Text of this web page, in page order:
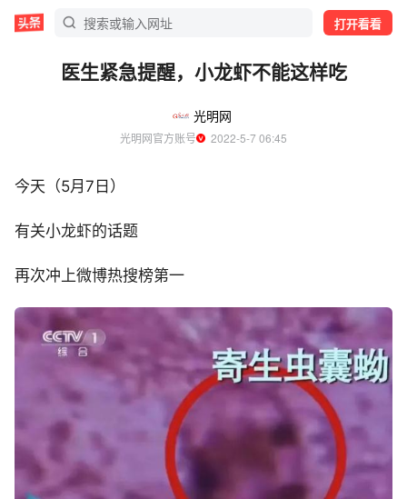
打开看看
医生紧急提醒，小龙虾不能这样吃
光明网
光明网官方账号
  2022-5-7 06:45
今天（5月7日）
有关小龙虾的话题
再次冲上微博热搜榜第一